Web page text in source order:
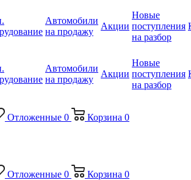
Автомобили
на продажу
Акции
Новые
поступления
на разбор
Автомобили
на продажу
Акции
Новые
поступления
на разбор
Отложенные 0 Корзина 0
Отложенные 0 Корзина 0